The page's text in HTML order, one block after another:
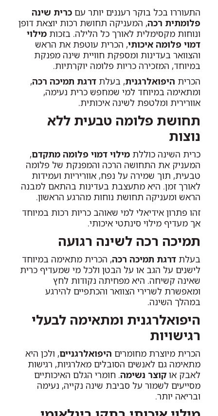
התעוררו בכל בוקר רעננים יותר עם כרית שינה
פלומתית רכה, המעניקה תחושת רכות יוצאת דופן
ונוחות מקסימלית לאורך כל הלילה. בזכות מילוי
דמוי פלומה איכותי, הכרית עוטפת את הראש
והצוואר בעדינות ומספקת חוויית שינה מפנקת
במיוחד, המזכירה כריות פלומה יוקרתיות.
הכרית היפואלרגנית, בעלת דרגת תמיכה רכה,
ומתאימה במיוחד למי שמחפש כרית נעימה,
אוורירית ומלטפת לשינה איכותית.
תחושת פלומה טבעית ללא
נוצות
כרית השינה כוללת מילוי דמוי פלומה מתקדם,
המעניק את התחושה הרכה והמפנקת של פלומה
טבעית, תוך שמירה על נפח, אווריריות ועמידות
לאורך זמן. היא מתעצבת בעדינות בהתאם למבנה
הראש ומעניקה תחושת נוחות מהרגע הראשון.
זהו פתרון אידיאלי למי שאוהב כריות רכות במיוחד
אך מעדיף מילוי סינתטי איכותי.
תמיכה רכה לשינה רגועה
בעלת דרגת תמיכה רכה, הכרית מתאימה במיוחד
לישנים על הגב או על הבטן ולכל מי שמעדיף כרית
שאינה קשיחה. היא מפחיתה נקודות לחץ
ומאפשרת לשרירי הצוואר והכתפיים להירגע
במהלך השינה.
היפואלרגנית ומתאימה לבעלי
רגישויות
הכרית מיוצרת מחומרים היפואלרגניים, ולכן היא
מתאימה גם לאנשים הסובלים מאלרגיות, רגישות
לאבק או קוצר נשימה. חומרי הגלם האיכותיים
מסייעים לשמור על סביבת שינה נקייה, נעימה
ובריאה יותר.